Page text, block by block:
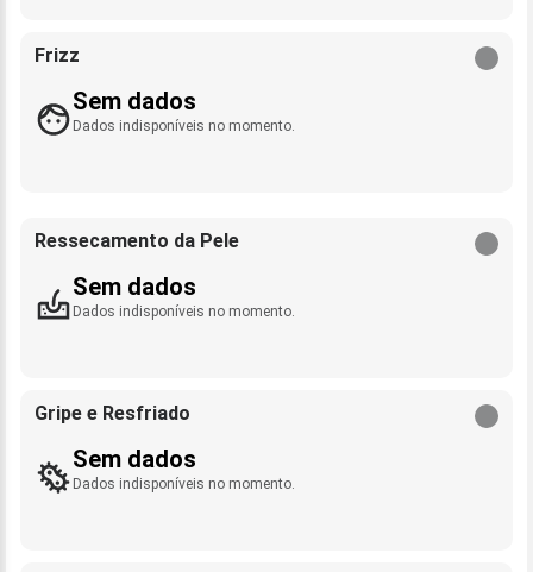
Frizz
Sem dados
Dados indisponíveis no momento.
Ressecamento da Pele
Sem dados
Dados indisponíveis no momento.
Gripe e Resfriado
Sem dados
Dados indisponíveis no momento.